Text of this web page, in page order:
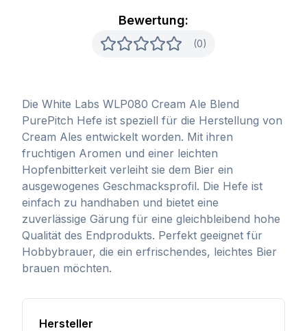
Bewertung:
(0)
Die White Labs WLP080 Cream Ale Blend
PurePitch Hefe ist speziell für die Herstellung von
Cream Ales entwickelt worden. Mit ihren
fruchtigen Aromen und einer leichten
Hopfenbitterkeit verleiht sie dem Bier ein
ausgewogenes Geschmacksprofil. Die Hefe ist
einfach zu handhaben und bietet eine
zuverlässige Gärung für eine gleichbleibend hohe
Qualität des Endprodukts. Perfekt geeignet für
Hobbybrauer, die ein erfrischendes, leichtes Bier
brauen möchten.
Hersteller